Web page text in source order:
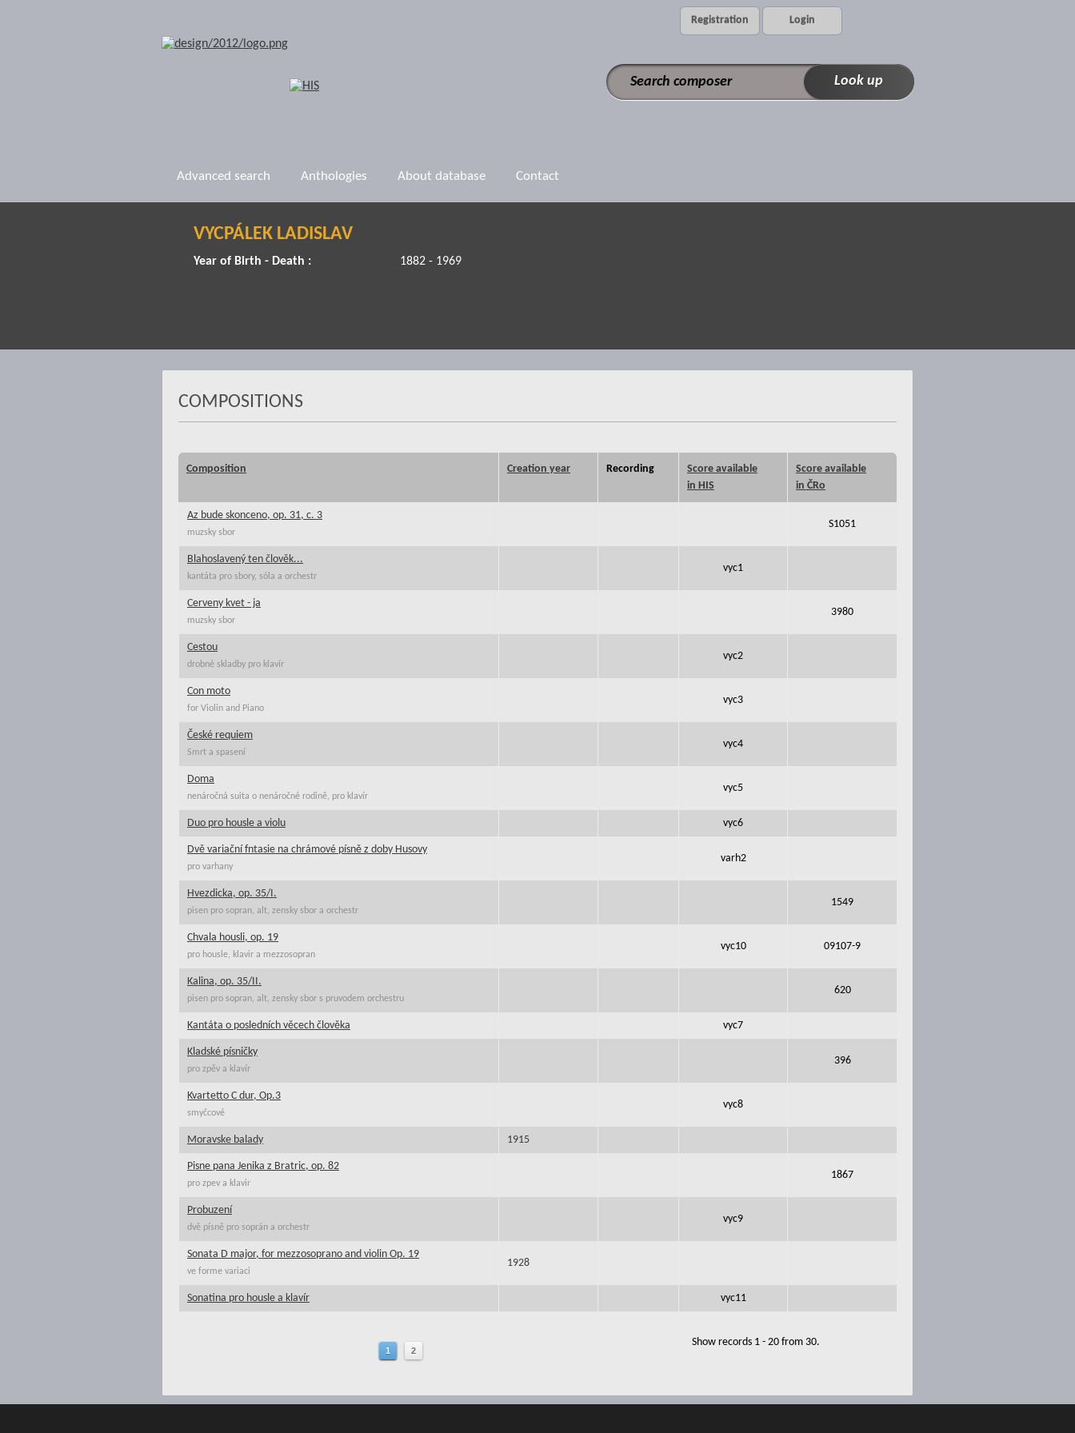
Registration Login
Advanced search Anthologies About database Contact
VYCPÁLEK LADISLAV
Year of Birth - Death : 1882 - 1969
COMPOSITIONS
Composition Creation year Recording
Score available
in HIS
Score available
in ČRo
Az bude skonceno, op. 31, c. 3
muzsky sbor
S1051
Blahoslavený ten člověk...
kantáta pro sbory, sóla a orchestr
vyc1
Cerveny kvet - ja
muzsky sbor
3980
Cestou
drobné skladby pro klavír
vyc2
Con moto
for Violin and Piano
vyc3
České requiem
Smrt a spasení
vyc4
Doma
nenáročná suita o nenáročné rodině, pro klavír
vyc5
Duo pro housle a violu vyc6
Dvě variační fntasie na chrámové písně z doby Husovy
pro varhany
varh2
Hvezdicka, op. 35/I.
pisen pro sopran, alt, zensky sbor a orchestr
1549
Chvala housli, op. 19
pro housle, klavir a mezzosopran
vyc10 09107-9
Kalina, op. 35/II.
pisen pro sopran, alt, zensky sbor s pruvodem orchestru
620
Kantáta o posledních věcech člověka vyc7
Kladské písničky
pro zpěv a klavír
396
Kvartetto C dur, Op.3
smyčcové
vyc8
Moravske balady 1915
Pisne pana Jenika z Bratric, op. 82
pro zpev a klavir
1867
Probuzení
dvě písně pro soprán a orchestr
vyc9
Sonata D major, for mezzosoprano and violin Op. 19
ve forme variaci
1928
Sonatina pro housle a klavír vyc11
1 2
Show records 1 - 20 from 30.